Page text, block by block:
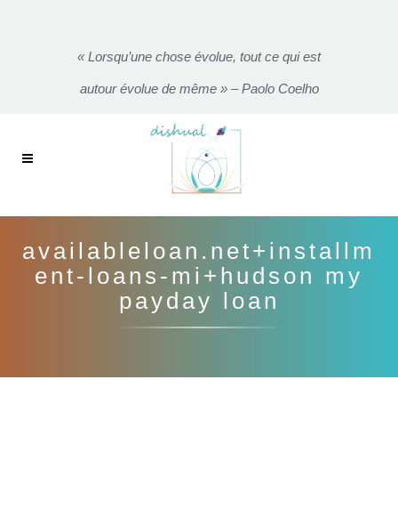
« Lorsqu’une chose évolue, tout ce qui est
autour évolue de même » – Paolo Coelho
availableloan.net+installm
ent-loans-mi+hudson my
payday loan